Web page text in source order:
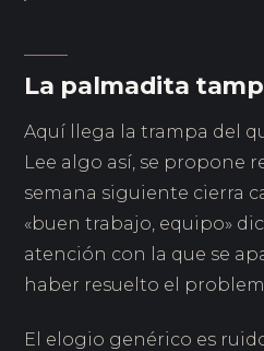
La palmadita
Aquí llega la trampa del
Lee algo así, se propone
semana siguiente cierra
«buen trabajo, equipo»
atención con la que se
haber resuelto el
El elogio genérico es